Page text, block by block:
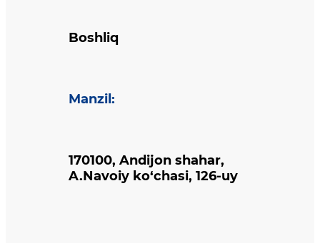
Boshliq
Manzil :
170100, Andijon shahar,
A.Navoiy ko‘chasi, 126-uy